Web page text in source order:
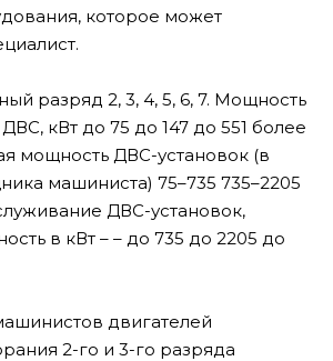
которое может
разряд 2, 3, 4, 5, 6, 7. Мощность
кВт до 75 до 147 до 551 более
мощность ДВС-установок (в
машиниста) 75–735 735–2205
ДВС-установок,
в кВт – – до 735 до 2205 до
двигателей
2-го и 3-го разряда